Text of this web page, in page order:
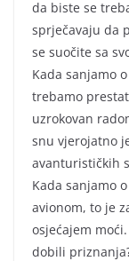
da biste se
sprječavaju da
se suočite sa
Kada sanjamo
trebamo
uzrokovan
snu vjerojatno
avanturističkih
Kada sanjamo
avionom, to je
osjećajem
dobili